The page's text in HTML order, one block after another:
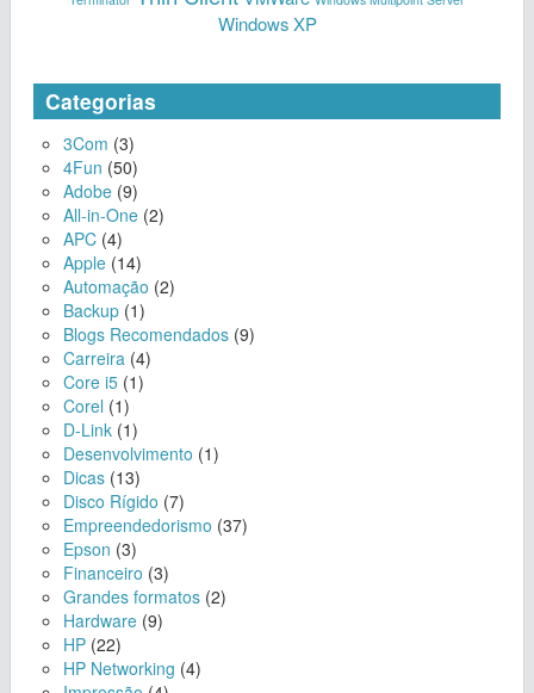
Windows XP
Categorias
3Com (3)
4Fun (50)
Adobe (9)
All-in-One (2)
APC (4)
Apple (14)
Automação (2)
Backup (1)
Blogs Recomendados (9)
Carreira (4)
Core i5 (1)
Corel (1)
D-Link (1)
Desenvolvimento (1)
Dicas (13)
Disco Rígido (7)
Empreendedorismo (37)
Epson (3)
Financeiro (3)
Grandes formatos (2)
Hardware (9)
HP (22)
HP Networking (4)